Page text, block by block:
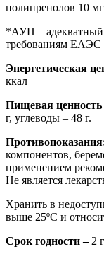
полипренолов 10
*АУП – адекватный
требованиям ЕАЭС
Энергетическая
ккал
Пищевая ценность
г, углеводы – 48 г.
компонентов,
применением
Не является
Хранить в
выше 25ºС и
Срок годности – 2